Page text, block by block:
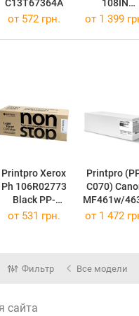
C13T67364A
108IN
3115B001
от 572 грн. от 1 399
Printpro Xerox
Ph 106R02773
Black PP-
X3020
Printpro (PP-
C070)
MF461w/
w/465dw/
от 531 грн. от 1 472
Фильтр Все модели
сайта